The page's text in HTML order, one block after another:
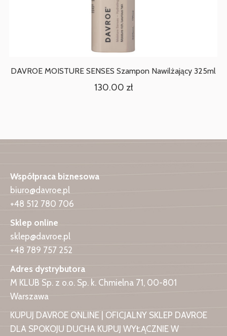
DAVROE MOISTURE SENSES Szampon Nawilżający 325ml
130.00 zł
Współpraca biznesowa
biuro@davroe.pl
+48 512 780 706
Sklep online
sklep@davroe.pl
+48 789 757 252
Adres dystrybutora
M KLUB Sp. z o.o. Sp. k. Chmielna 71, 00-801
Warszawa
KUPUJ DAVROE ONLINE | OFICJALNY SKLEP DAVROE
DLA SPOKOJU DUCHA KUPUJ WYŁĄCZNIE W